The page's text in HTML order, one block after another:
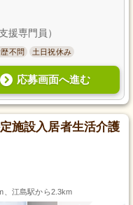
援専門員）
不問 土日祝休み
応募画面へ進む
施設入居者生活介護
、江島駅から2.3km